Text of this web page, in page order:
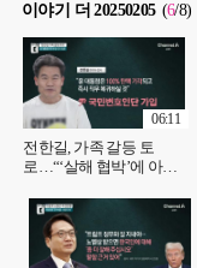
이야기 더 20250205 (6/8)
전한길, 가족 갈등 토
로…“‘살해 협박’에 아내
06:11